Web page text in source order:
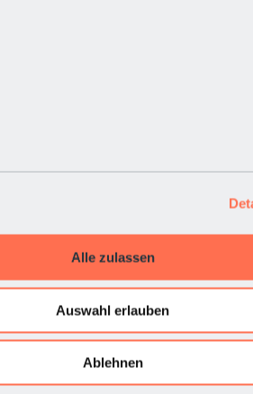
Alle zulassen
Auswahl erlauben
Ablehnen
Zurück